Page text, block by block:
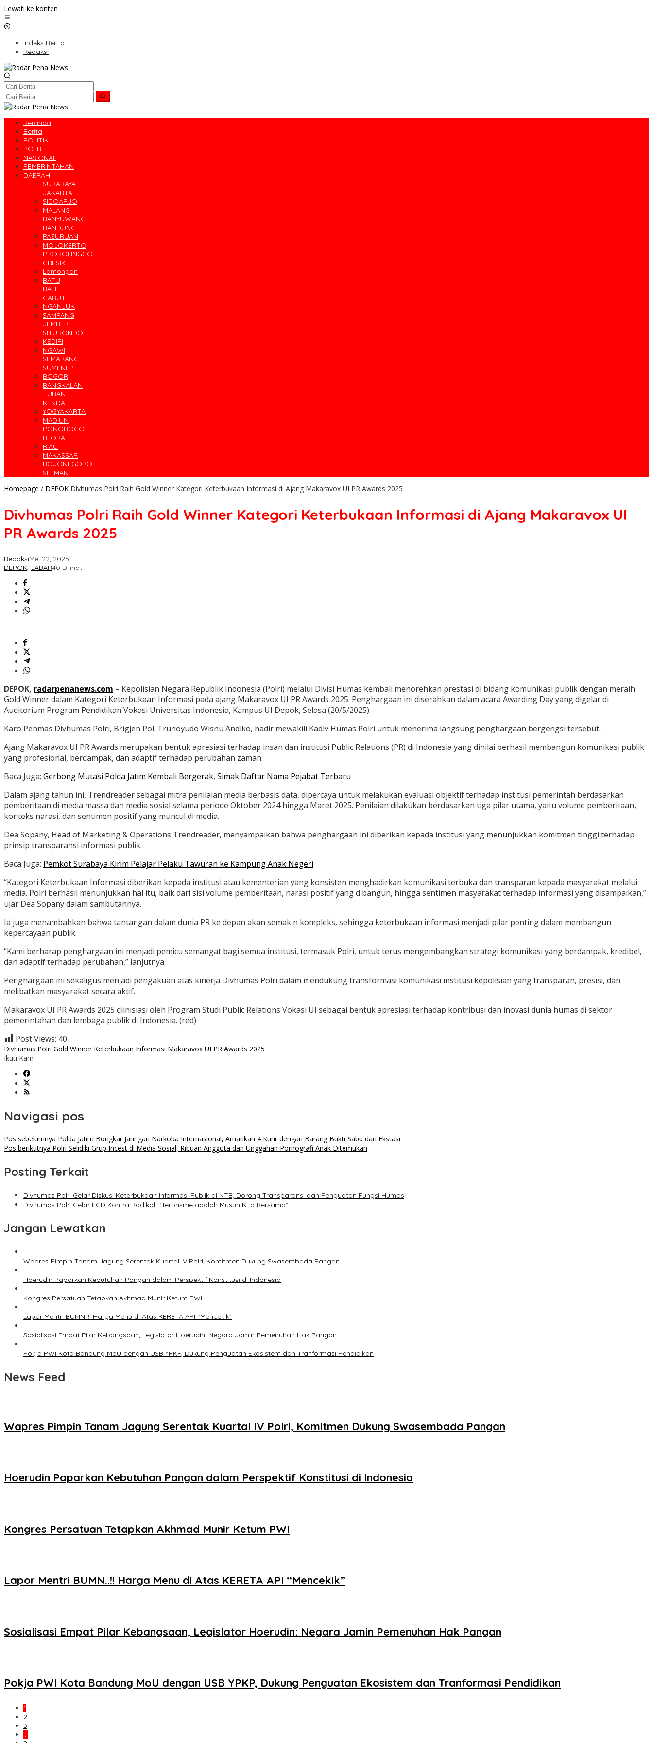
Lewati ke konten
Indeks Berita
Redaksi
Beranda
Berita
POLITIK
POLRI
NASIONAL
PEMERINTAHAN
DAERAH
SURABAYA
JAKARTA
SIDOARJO
MALANG
BANYUWANGI
BANDUNG
PASURUAN
MOJOKERTO
PROBOLINGGO
GRESIK
Lamongan
BATU
BALI
GARUT
NGANJUK
SAMPANG
JEMBER
SITUBONDO
KEDIRI
NGAWI
SEMARANG
SUMENEP
BOGOR
BANGKALAN
TUBAN
KENDAL
YOGYAKARTA
MADIUN
PONOROGO
BLORA
RIAU
MAKASSAR
BOJONEGORO
SLEMAN
Homepage / DEPOK Divhumas Polri Raih Gold Winner Kategori Keterbukaan Informasi di Ajang Makaravox UI PR Awards 2025
Divhumas Polri Raih Gold Winner Kategori Keterbukaan Informasi di Ajang Makaravox UI
PR Awards 2025
RedaksiMei 22, 2025
DEPOK, JABAR40 Dilihat
DEPOK, radarpenanews.com – Kepolisian Negara Republik Indonesia (Polri) melalui Divisi Humas kembali menorehkan prestasi di bidang komunikasi publik dengan meraih
Gold Winner dalam Kategori Keterbukaan Informasi pada ajang Makaravox UI PR Awards 2025. Penghargaan ini diserahkan dalam acara Awarding Day yang digelar di
Auditorium Program Pendidikan Vokasi Universitas Indonesia, Kampus UI Depok, Selasa (20/5/2025).
Karo Penmas Divhumas Polri, Brigjen Pol. Trunoyudo Wisnu Andiko, hadir mewakili Kadiv Humas Polri untuk menerima langsung penghargaan bergengsi tersebut.
Ajang Makaravox UI PR Awards merupakan bentuk apresiasi terhadap insan dan institusi Public Relations (PR) di Indonesia yang dinilai berhasil membangun komunikasi publik
yang profesional, berdampak, dan adaptif terhadap perubahan zaman.
Baca Juga: Gerbong Mutasi Polda Jatim Kembali Bergerak, Simak Daftar Nama Pejabat Terbaru
Dalam ajang tahun ini, Trendreader sebagai mitra penilaian media berbasis data, dipercaya untuk melakukan evaluasi objektif terhadap institusi pemerintah berdasarkan
pemberitaan di media massa dan media sosial selama periode Oktober 2024 hingga Maret 2025. Penilaian dilakukan berdasarkan tiga pilar utama, yaitu volume pemberitaan,
konteks narasi, dan sentimen positif yang muncul di media.
Dea Sopany, Head of Marketing & Operations Trendreader, menyampaikan bahwa penghargaan ini diberikan kepada institusi yang menunjukkan komitmen tinggi terhadap
prinsip transparansi informasi publik.
Baca Juga: Pemkot Surabaya Kirim Pelajar Pelaku Tawuran ke Kampung Anak Negeri
“Kategori Keterbukaan Informasi diberikan kepada institusi atau kementerian yang konsisten menghadirkan komunikasi terbuka dan transparan kepada masyarakat melalui
media. Polri berhasil menunjukkan hal itu, baik dari sisi volume pemberitaan, narasi positif yang dibangun, hingga sentimen masyarakat terhadap informasi yang disampaikan,”
ujar Dea Sopany dalam sambutannya.
Ia juga menambahkan bahwa tantangan dalam dunia PR ke depan akan semakin kompleks, sehingga keterbukaan informasi menjadi pilar penting dalam membangun
kepercayaan publik.
“Kami berharap penghargaan ini menjadi pemicu semangat bagi semua institusi, termasuk Polri, untuk terus mengembangkan strategi komunikasi yang berdampak, kredibel,
dan adaptif terhadap perubahan,” lanjutnya.
Penghargaan ini sekaligus menjadi pengakuan atas kinerja Divhumas Polri dalam mendukung transformasi komunikasi institusi kepolisian yang transparan, presisi, dan
melibatkan masyarakat secara aktif.
Makaravox UI PR Awards 2025 diinisiasi oleh Program Studi Public Relations Vokasi UI sebagai bentuk apresiasi terhadap kontribusi dan inovasi dunia humas di sektor
pemerintahan dan lembaga publik di Indonesia. (red)
Post Views: 40
Divhumas Polri Gold Winner Keterbukaan Informasi Makaravox UI PR Awards 2025
Ikuti Kami
Navigasi pos
Pos sebelumnya Polda Jatim Bongkar Jaringan Narkoba Internasional, Amankan 4 Kurir dengan Barang Bukti Sabu dan Ekstasi
Pos berikutnya Polri Selidiki Grup Incest di Media Sosial, Ribuan Anggota dan Unggahan Pornografi Anak Ditemukan
Posting Terkait
Divhumas Polri Gelar Diskusi Keterbukaan Informasi Publik di NTB, Dorong Transparansi dan Penguatan Fungsi Humas
Divhumas Polri Gelar FGD Kontra Radikal: “Terorisme adalah Musuh Kita Bersama”
Jangan Lewatkan
Wapres Pimpin Tanam Jagung Serentak Kuartal IV Polri, Komitmen Dukung Swasembada Pangan
Hoerudin Paparkan Kebutuhan Pangan dalam Perspektif Konstitusi di Indonesia
Kongres Persatuan Tetapkan Akhmad Munir Ketum PWI
Lapor Mentri BUMN..!! Harga Menu di Atas KERETA API “Mencekik”
Sosialisasi Empat Pilar Kebangsaan, Legislator Hoerudin: Negara Jamin Pemenuhan Hak Pangan
Pokja PWI Kota Bandung MoU dengan USB YPKP, Dukung Penguatan Ekosistem dan Tranformasi Pendidikan
News Feed
Wapres Pimpin Tanam Jagung Serentak Kuartal IV Polri, Komitmen Dukung Swasembada Pangan
Hoerudin Paparkan Kebutuhan Pangan dalam Perspektif Konstitusi di Indonesia
Kongres Persatuan Tetapkan Akhmad Munir Ketum PWI
Lapor Mentri BUMN..!! Harga Menu di Atas KERETA API “Mencekik”
Sosialisasi Empat Pilar Kebangsaan, Legislator Hoerudin: Negara Jamin Pemenuhan Hak Pangan
Pokja PWI Kota Bandung MoU dengan USB YPKP, Dukung Penguatan Ekosistem dan Tranformasi Pendidikan
1
2
3
…